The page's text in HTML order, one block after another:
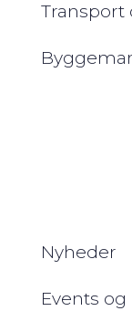
Transport
Nyheder
Events